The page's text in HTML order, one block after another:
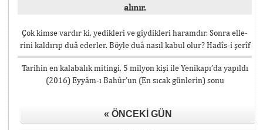
alınır.
Çok kimse vardır ki, yedikleri ve giydikleri haramdır. Sonra elle-
rini kaldırıp duâ ederler. Böyle duâ nasıl kabul olur? Hadîs-i şerîf
Tarihin en kalabalık mitingi, 5 milyon kişi ile Yenikapı’da yapıldı
(2016) Eyyâm-ı Bahûr’un (En sıcak günlerin) sonu
« ÖNCEKI GÜN